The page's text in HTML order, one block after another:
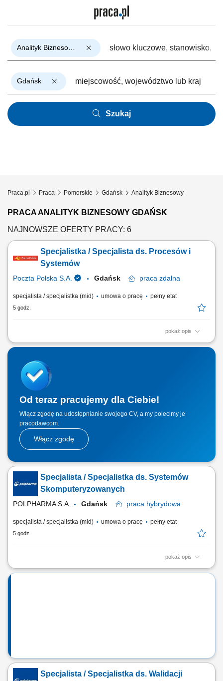
Gdańsk
Szukaj
Praca.pl Praca Pomorskie Gdańsk Analityk Biznesowy
PRACA ANALITYK BIZNESOWY GDAŃSK
NAJNOWSZE OFERTY PRACY: 6
Specjalistka / Specjalista ds. Procesów i
Systemów
Poczta Polska S.A. Gdańsk praca zdalna
specjalista / specjalistka (mid) umowa o pracę pełny etat
5 godz.
pokaż opis
Miejsce pracy: możliwość pracy na terenie całego kraju Rodzaj
systemowej i projektowej zmian zgłoszonych dla systemów
wytwarzanych i rozwijanych w PPSA, analiza oraz rozwiązywanie
złożonych problemów z aplikacjami, tworzenie i...
Od teraz pracujemy dla Ciebie!
Włącz zgodę na udostępnianie swojego CV, a my polecimy je
pracodawcom.
Włącz zgodę
Specjalista / Specjalistka ds. Systemów
Skomputeryzowanych
POLPHARMA S.A. Gdańsk praca hybrydowa
specjalista / specjalistka (mid) umowa o pracę pełny etat
5 godz.
pokaż opis
Twój zakres obowiązków: Nadzór nas procesami serializacji i agregacji
Specjalista / Specjalistka ds. Walidacji